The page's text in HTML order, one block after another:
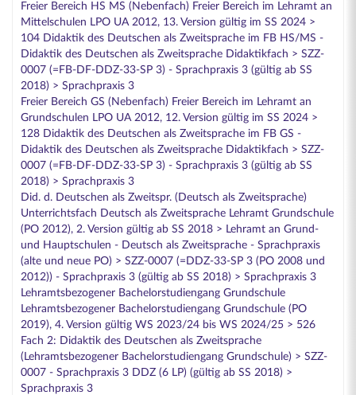
Freier Bereich HS MS (Nebenfach) Freier Bereich im Lehramt an
Mittelschulen LPO UA 2012, 13. Version gültig im SS 2024 >
104 Didaktik des Deutschen als Zweitsprache im FB HS/MS -
Didaktik des Deutschen als Zweitsprache Didaktikfach > SZZ-
0007 (=FB-DF-DDZ-33-SP 3) - Sprachpraxis 3 (gültig ab SS
2018) > Sprachpraxis 3
Freier Bereich GS (Nebenfach) Freier Bereich im Lehramt an
Grundschulen LPO UA 2012, 12. Version gültig im SS 2024 >
128 Didaktik des Deutschen als Zweitsprache im FB GS -
Didaktik des Deutschen als Zweitsprache Didaktikfach > SZZ-
0007 (=FB-DF-DDZ-33-SP 3) - Sprachpraxis 3 (gültig ab SS
2018) > Sprachpraxis 3
Did. d. Deutschen als Zweitspr. (Deutsch als Zweitsprache)
Unterrichtsfach Deutsch als Zweitsprache Lehramt Grundschule
(PO 2012), 2. Version gültig ab SS 2018 > Lehramt an Grund-
und Hauptschulen - Deutsch als Zweitsprache - Sprachpraxis
(alte und neue PO) > SZZ-0007 (=DDZ-33-SP 3 (PO 2008 und
2012)) - Sprachpraxis 3 (gültig ab SS 2018) > Sprachpraxis 3
Lehramtsbezogener Bachelorstudiengang Grundschule
Lehramtsbezogener Bachelorstudiengang Grundschule (PO
2019), 4. Version gültig WS 2023/24 bis WS 2024/25 > 526
Fach 2: Didaktik des Deutschen als Zweitsprache
(Lehramtsbezogener Bachelorstudiengang Grundschule) > SZZ-
0007 - Sprachpraxis 3 DDZ (6 LP) (gültig ab SS 2018) >
Sprachpraxis 3